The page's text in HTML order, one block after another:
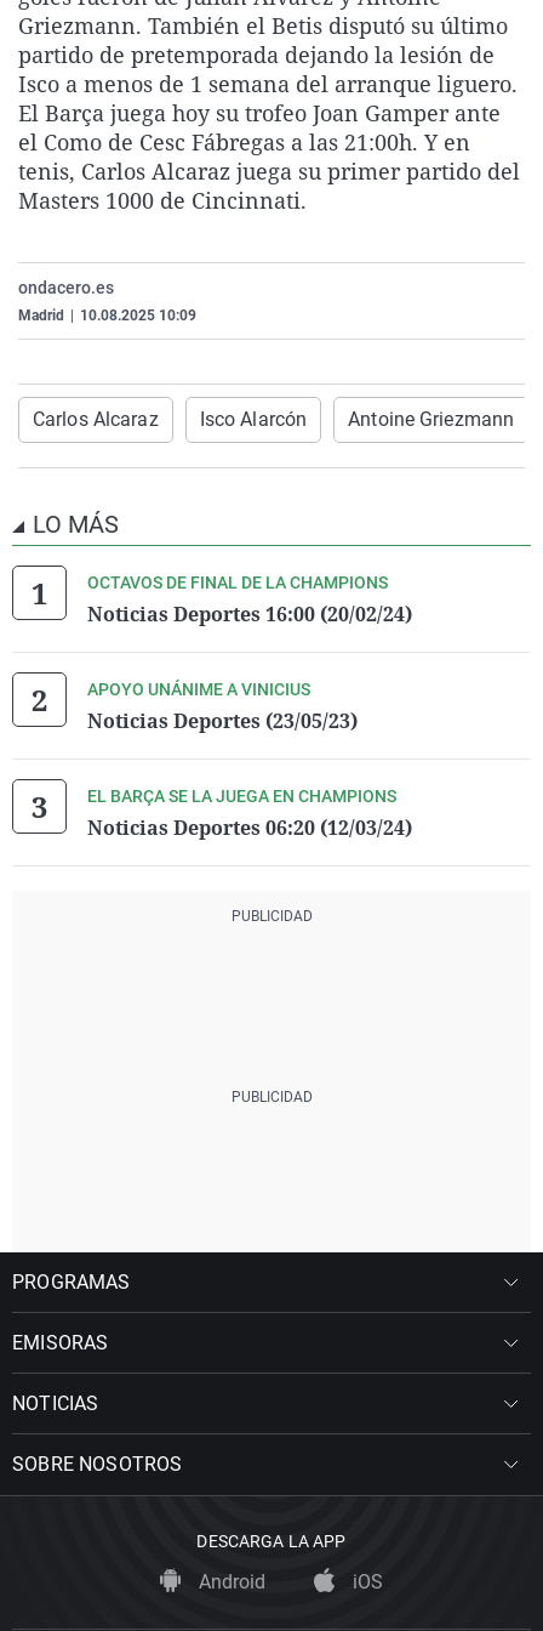
La rosa de los vientos
Gente viajera
Como el perro y el
Caso
Retornados
Equipo de
Operación Viuda
Extremadura
Galicia
La Rioja
Navarra
País Vasco
Virales
Televisión
Elecciones
Griezmann. También el Betis disputó su último
partido de pretemporada dejando la lesión de
Isco a menos de 1 semana del arranque liguero.
El Barça juega hoy su trofeo Joan Gamper ante
el Como de Cesc Fábregas a las 21:00h. Y en
tenis, Carlos Alcaraz juega su primer partido del
Masters 1000 de Cincinnati.
ondacero.es
Madrid 10.08.2025 10:09
Carlos Alcaraz Isco Alarcón Antoine Griezmann
LO MÁS
OCTAVOS DE FINAL DE LA CHAMPIONS
Noticias Deportes 16:00 (20/02/24)
APOYO UNÁNIME A VINICIUS
Noticias Deportes (23/05/23)
EL BARÇA SE LA JUEGA EN CHAMPIONS
Noticias Deportes 06:20 (12/03/24)
PROGRAMAS
EMISORAS
NOTICIAS
SOBRE NOSOTROS
DESCARGA LA APP
Android iOS